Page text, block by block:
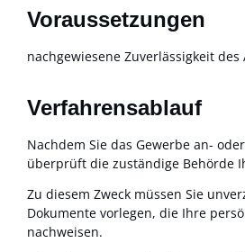
Voraussetzungen
nachgewiesene Zuverlässigkeit
Verfahrensablauf
Nachdem Sie das Gewerbe an-
überprüft die zuständige Behörde
Zu diesem Zweck müssen Sie
Dokumente vorlegen, die Ihre
nachweisen.